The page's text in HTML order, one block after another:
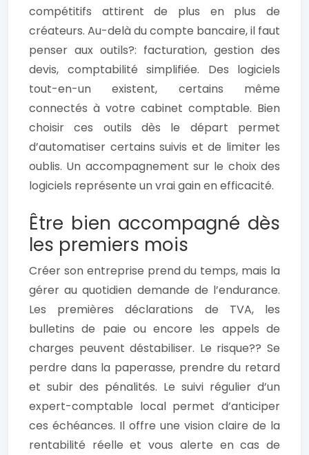
compétitifs attirent de plus en plus de
créateurs. Au-delà du compte bancaire, il faut
penser aux outils?: facturation, gestion des
devis, comptabilité simplifiée. Des logiciels
tout-en-un existent, certains même
connectés à votre cabinet comptable. Bien
choisir ces outils dès le départ permet
d’automatiser certains suivis et de limiter les
oublis. Un accompagnement sur le choix des
logiciels représente un vrai gain en efficacité.
Être bien accompagné dès
les premiers mois
Créer son entreprise prend du temps, mais la
gérer au quotidien demande de l’endurance.
Les premières déclarations de TVA, les
bulletins de paie ou encore les appels de
charges peuvent déstabiliser. Le risque?? Se
perdre dans la paperasse, prendre du retard
et subir des pénalités. Le suivi régulier d’un
expert-comptable local permet d’anticiper
ces échéances. Il offre une vision claire de la
rentabilité réelle et vous alerte en cas de